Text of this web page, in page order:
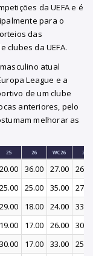
da UEFA e é
para o
das
clubes da UEFA.
atual
League e a
de um clube
anteriores, pelo
melhorar as
25 26 WC26 27
20.00 36.00 27.00
25.00 25.00 35.00
29.00 18.00 24.00
19.00 17.00 26.00
30.00 17.00 33.00